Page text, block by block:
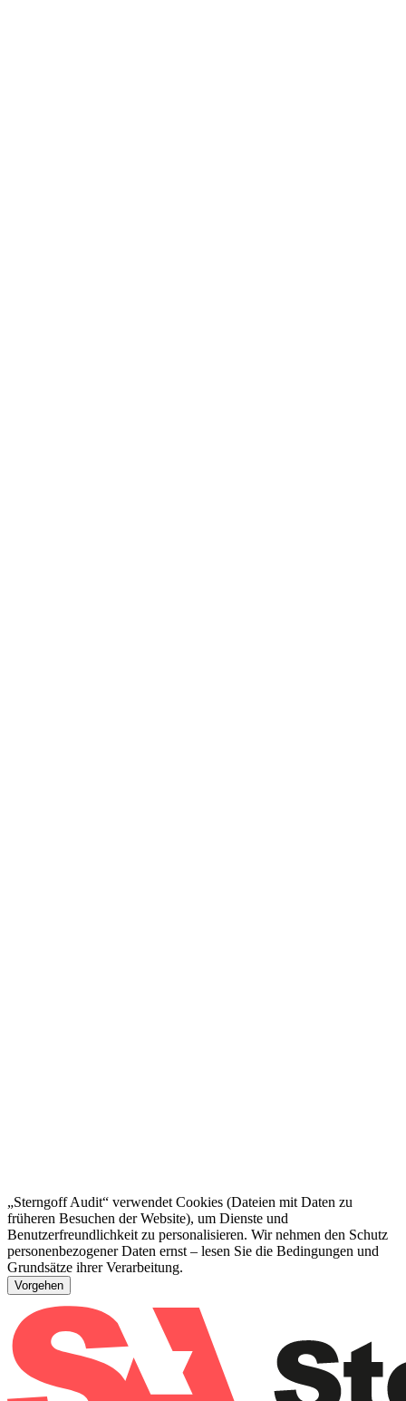
„Sterngoff Audit“ verwendet Cookies (Dateien mit Daten zu
früheren Besuchen der Website), um Dienste und
Benutzerfreundlichkeit zu personalisieren. Wir nehmen den Schutz
personenbezogener Daten ernst – lesen Sie die Bedingungen und
Grundsätze ihrer Verarbeitung.
Vorgehen